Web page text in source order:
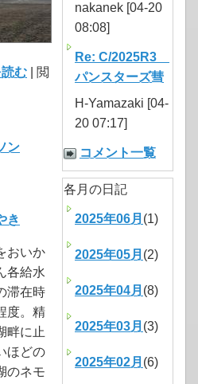
む | 閲
ン
き
おいか
各給水
滞在時
度。精
畔に止
ほどの
のネモ
nakanek [04-20
08:08]
Re: C/2025R3
パンスターズ彗
H-Yamazaki [04-
20 07:17]
コメント一覧
各月の日記
2025年06月 (1)
2025年05月 (2)
2025年04月 (8)
2025年03月 (3)
2025年02月 (6)